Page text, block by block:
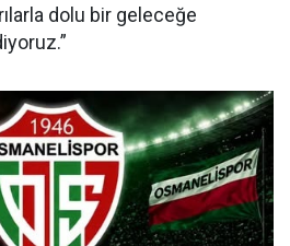
dolu bir geleceğe